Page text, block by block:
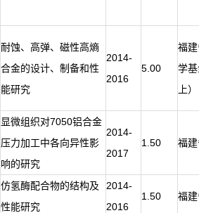
耐蚀、高弹、磁性高熵
合金的设计、制备和性
能研究
2014-
2016
5.00
福
学
上）
显微组织对7050铝合金
压力加工中各向异性影
响的研究
2014-
2017
1.50 福
仿氢酶配合物的结构及
性能研究
2014-
2016
1.50 福